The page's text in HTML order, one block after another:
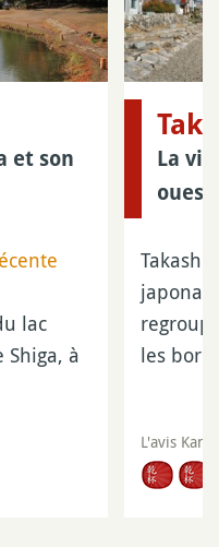
et son
lac
à
La
ouest
les
L'avis